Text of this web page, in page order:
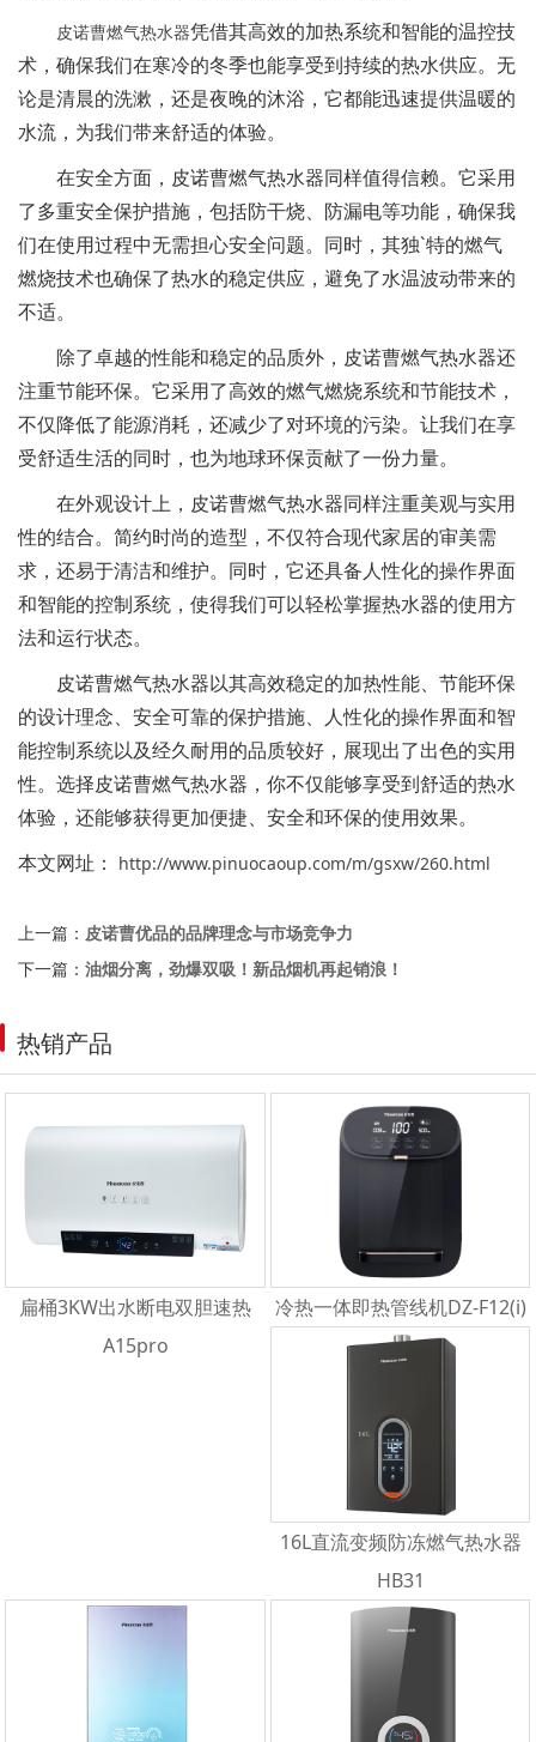
皮诺曹燃气热水器凭借其高效的加热系统和智能的温控技
术，确保我们在寒冷的冬季也能享受到持续的热水供应。无
论是清晨的洗漱，还是夜晚的沐浴，它都能迅速提供温暖的
水流，为我们带来舒适的体验。
在安全方面，皮诺曹燃气热水器同样值得信赖。它采用
了多重安全保护措施，包括防干烧、防漏电等功能，确保我
们在使用过程中无需担心安全问题。同时，其独`特的燃气
燃烧技术也确保了热水的稳定供应，避免了水温波动带来的
不适。
除了卓越的性能和稳定的品质外，皮诺曹燃气热水器还
注重节能环保。它采用了高效的燃气燃烧系统和节能技术，
不仅降低了能源消耗，还减少了对环境的污染。让我们在享
受舒适生活的同时，也为地球环保贡献了一份力量。
在外观设计上，皮诺曹燃气热水器同样注重美观与实用
性的结合。简约时尚的造型，不仅符合现代家居的审美需
求，还易于清洁和维护。同时，它还具备人性化的操作界面
和智能的控制系统，使得我们可以轻松掌握热水器的使用方
法和运行状态。
皮诺曹燃气热水器以其高效稳定的加热性能、节能环保
的设计理念、安全可靠的保护措施、人性化的操作界面和智
能控制系统以及经久耐用的品质较好，展现出了出色的实用
性。选择皮诺曹燃气热水器，你不仅能够享受到舒适的热水
体验，还能够获得更加便捷、安全和环保的使用效果。
本文网址：
http://www.pinuocaoup.com/m/gsxw/260.html
上一篇： 皮诺曹优品的品牌理念与市场竞争力
下一篇： 油烟分离，劲爆双吸！新品烟机再起销浪！
热销产品
扁桶3KW出水断电双胆速热
A15pro
冷热一体即热管线机DZ-F12(i)
16L直流变频防冻燃气热水器
HB31